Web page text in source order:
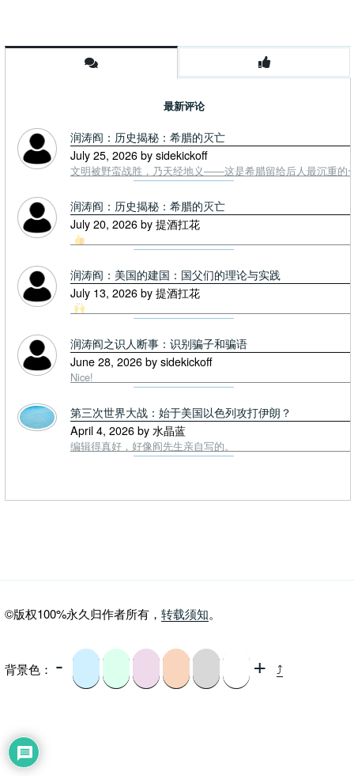
最新评论
润涛阎：历史揭秘：希腊的灭亡
July 25, 2026 by sidekickoff
文明被野蛮战胜，乃天经地义——这是希腊留给后人最沉重的
润涛阎：历史揭秘：希腊的灭亡
July 20, 2026 by 提酒扛花
润涛阎：美国的建国：国父们的理论与实践
July 13, 2026 by 提酒扛花
润涛阎之识人断事：识别骗子和骗语
June 28, 2026 by sidekickoff
Nice!
第三次世界大战：始于美国以色列攻打伊朗？
April 4, 2026 by 水晶蓝
编辑得真好，好像阎先生亲自写的。
©版权100%永久归作者所有， 转载须知。
背景色： - + ⤴